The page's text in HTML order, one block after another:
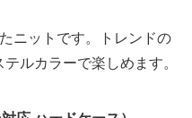
ニットです。トレンドの
ルカラーで楽しめます。